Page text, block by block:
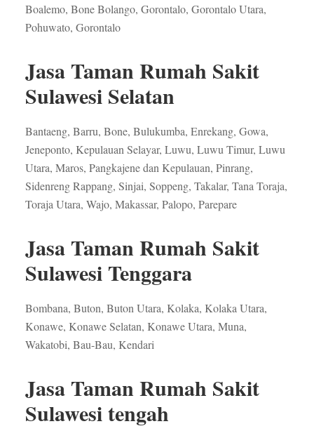
Boalemo, Bone Bolango, Gorontalo, Gorontalo Utara,
Pohuwato, Gorontalo
Jasa Taman Rumah Sakit
Sulawesi Selatan
Bantaeng, Barru, Bone, Bulukumba, Enrekang, Gowa,
Jeneponto, Kepulauan Selayar, Luwu, Luwu Timur, Luwu
Utara, Maros, Pangkajene dan Kepulauan, Pinrang,
Sidenreng Rappang, Sinjai, Soppeng, Takalar, Tana Toraja,
Toraja Utara, Wajo, Makassar, Palopo, Parepare
Jasa Taman Rumah Sakit
Sulawesi Tenggara
Bombana, Buton, Buton Utara, Kolaka, Kolaka Utara,
Konawe, Konawe Selatan, Konawe Utara, Muna,
Wakatobi, Bau-Bau, Kendari
Jasa Taman Rumah Sakit
Sulawesi tengah